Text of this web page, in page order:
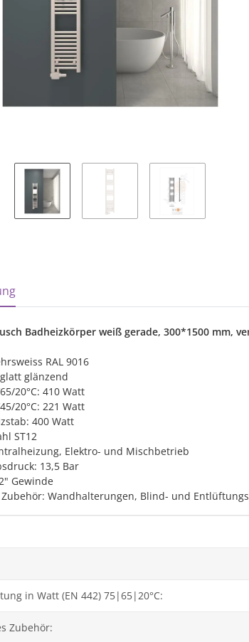
anzeigen
Badheizkörper weiß gerade, 300*1500 mm,
RAL 9016
glänzend
20°C: 410 Watt
20°C: 221 Watt
400 Watt
ST12
Elektro- und Mischbetrieb
13,5 Bar
Gewinde
Wandhalterungen, Blind- und
in Watt (EN 442) 75|65|20°C:
Zubehör: